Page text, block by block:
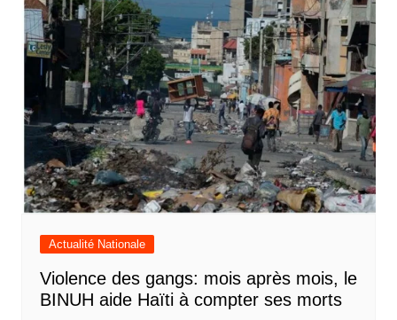
Actualité Nationale
Violence des gangs: mois après mois, le
BINUH aide Haïti à compter ses morts